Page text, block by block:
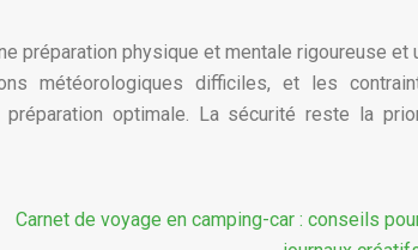
préparation physique et mentale rigoureuse et
météorologiques difficiles, et les
optimale. La sécurité reste la
Carnet de voyage en camping-car : conseils